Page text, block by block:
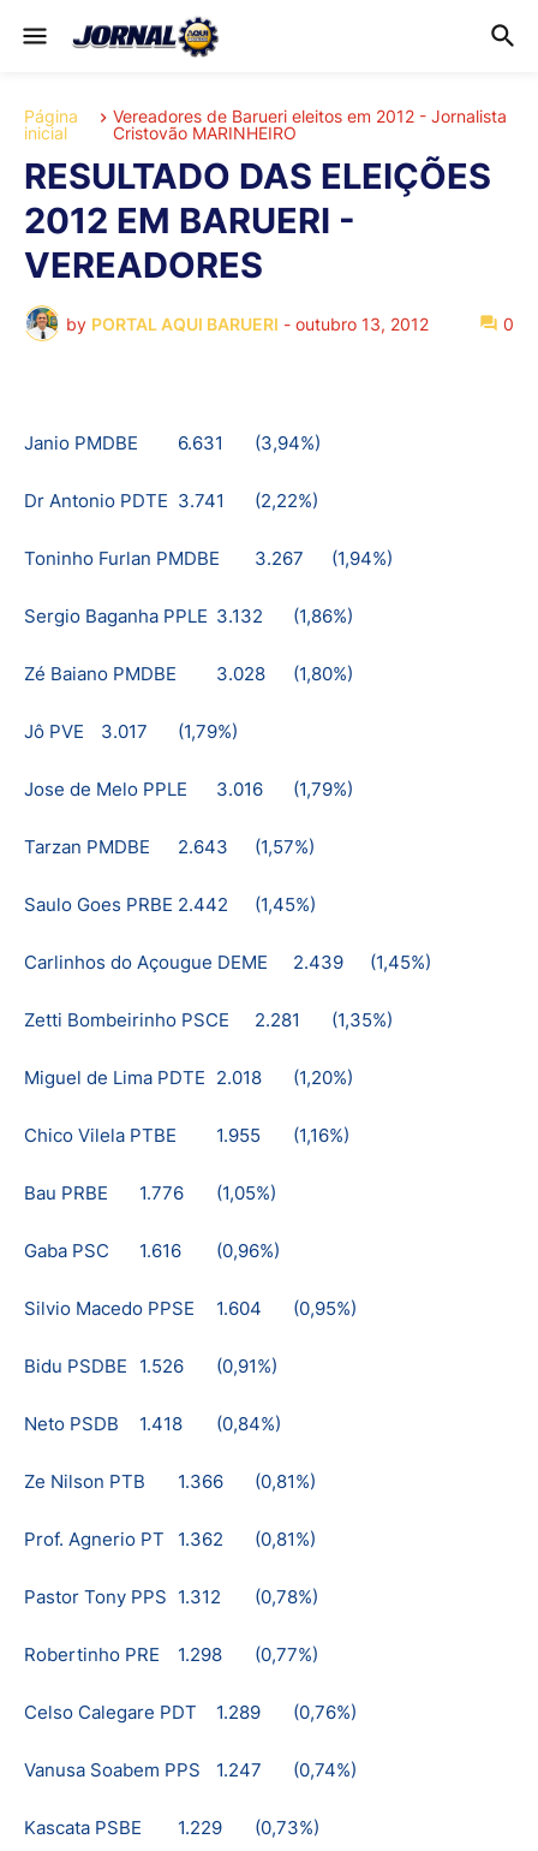
Página
inicial
Vereadores de Barueri eleitos em 2012 - Jornalista
Cristovão MARINHEIRO
RESULTADO DAS ELEIÇÕES
2012 EM BARUERI -
VEREADORES
by PORTAL AQUI BARUERI - outubro 13, 2012 0
Janio PMDBE 6.631 (3,94%)
Dr Antonio PDTE 3.741 (2,22%)
Toninho Furlan PMDBE 3.267 (1,94%)
Sergio Baganha PPLE 3.132 (1,86%)
Zé Baiano PMDBE 3.028 (1,80%)
Jô PVE 3.017 (1,79%)
Jose de Melo PPLE 3.016 (1,79%)
Tarzan PMDBE 2.643 (1,57%)
Saulo Goes PRBE 2.442 (1,45%)
Carlinhos do Açougue DEME 2.439 (1,45%)
Zetti Bombeirinho PSCE 2.281 (1,35%)
Miguel de Lima PDTE 2.018 (1,20%)
Chico Vilela PTBE 1.955 (1,16%)
Bau PRBE 1.776 (1,05%)
Gaba PSC 1.616 (0,96%)
Silvio Macedo PPSE 1.604 (0,95%)
Bidu PSDBE 1.526 (0,91%)
Neto PSDB 1.418 (0,84%)
Ze Nilson PTB 1.366 (0,81%)
Prof. Agnerio PT 1.362 (0,81%)
Pastor Tony PPS 1.312 (0,78%)
Robertinho PRE 1.298 (0,77%)
Celso Calegare PDT 1.289 (0,76%)
Vanusa Soabem PPS 1.247 (0,74%)
Kascata PSBE 1.229 (0,73%)